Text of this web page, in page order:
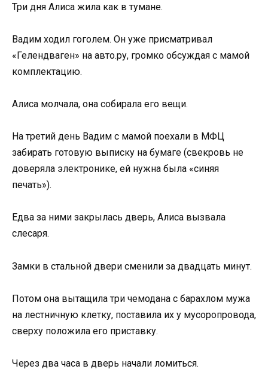
Три дня Алиса жила как в тумане.
Вадим ходил гоголем. Он уже присматривал
«Гелендваген» на авто.ру, громко обсуждая с мамой
комплектацию.
Алиса молчала, она собирала его вещи.
На третий день Вадим с мамой поехали в МФЦ
забирать готовую выписку на бумаге (свекровь не
доверяла электронике, ей нужна была «синяя
печать»).
Едва за ними закрылась дверь, Алиса вызвала
слесаря.
Замки в стальной двери сменили за двадцать минут.
Потом она вытащила три чемодана с барахлом мужа
на лестничную клетку, поставила их у мусоропровода,
сверху положила его приставку.
Через два часа в дверь начали ломиться.